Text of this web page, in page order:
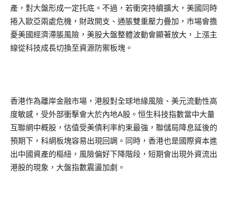
產，對大盤形成一定托底。不過，若衝突持續擴大，美國同時
捲入歐亞兩處危機，財政開支、通脹雙重壓力疊加，市場會擔
憂美國經濟滯脹風險，美股大盤整體波動會顯著放大，上漲主
線從科技成長切換至資源防禦板塊。
香港作為離岸金融市場，港股對全球地緣風險、美元流動性高
度敏感，受外部衝擊會大於內地A股。恒生科技指數當中大量
互聯網中概股，估值受美債利率約束最強，聯儲局降息延後的
預期下，科網板塊容易出現回調。同時，香港也是國際資本進
出中國資產的樞紐，風險偏好下降階段，短期會出現外資流出
港股的現象，大盤指數震盪加劇。